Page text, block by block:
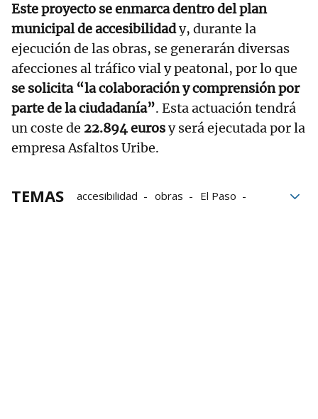
Este proyecto se enmarca dentro del plan
municipal de accesibilidady, durante la
ejecución de las obras, se generarán diversas
afecciones al tráfico vial y peatonal, por lo que
se solicita “la colaboración y comprensión por
parte de la ciudadanía”. Esta actuación tendrá
un coste de 22.894 eurosy será ejecutada por la
empresa Asfaltos Uribe.
TEMAS accesibilidad obras
El Paso